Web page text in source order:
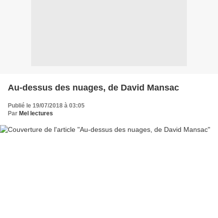
Au-dessus des nuages, de David Mansac
Publié le 19/07/2018 à 03:05
Par Mel lectures